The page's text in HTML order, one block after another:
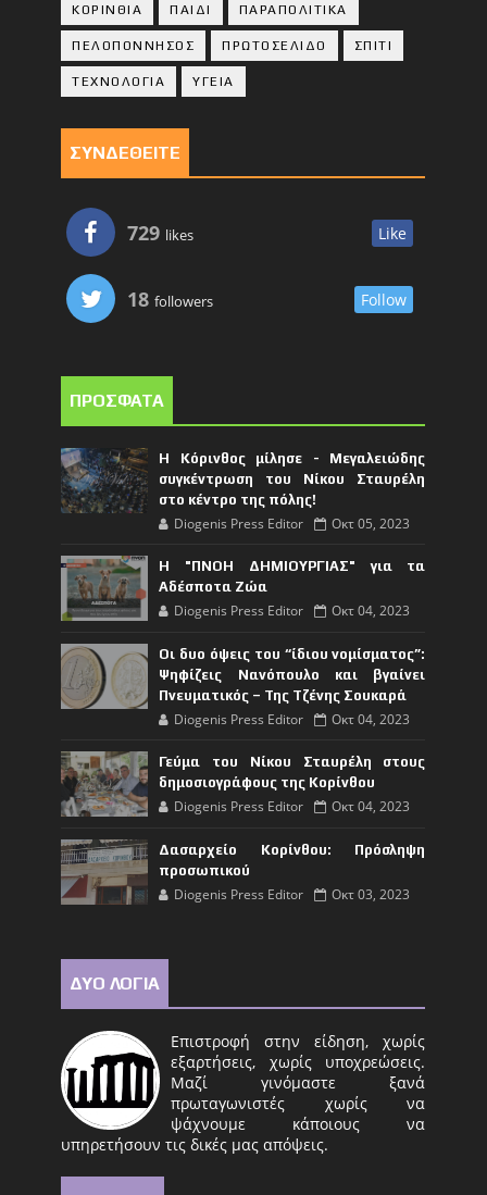
ΚΟΡΙΝΘΙA ΠΑΙΔΙ ΠΑΡΑΠΟΛΙΤΙΚΑ
ΠΕΛΟΠΟΝΝΗΣΟΣ ΠΡΩΤΟΣΕΛΙΔΟ ΣΠΙΤΙ
ΤΕΧΝΟΛΟΓΙΑ ΥΓΕΙΑ
ΣΥΝΔΕΘΕΙΤΕ
729 likes Like
18 followers Follow
ΠΡΟΣΦΑΤΑ
Η Κόρινθος μίλησε - Μεγαλειώδης
συγκέντρωση του Νίκου Σταυρέλη
στο κέντρο της πόλης!
Diogenis Press Editor Οκτ 05, 2023
Η "ΠΝΟΗ ΔΗΜΙΟΥΡΓΙΑΣ" για τα
Αδέσποτα Ζώα
Diogenis Press Editor Οκτ 04, 2023
Οι δυο όψεις του “ίδιου νομίσματος”:
Ψηφίζεις Νανόπουλο και βγαίνει
Πνευματικός – Της Τζένης Σουκαρά
Diogenis Press Editor Οκτ 04, 2023
Γεύμα του Νίκου Σταυρέλη στους
δημοσιογράφους της Κορίνθου
Diogenis Press Editor Οκτ 04, 2023
Δασαρχείο Κορίνθου: Πρόσληψη
προσωπικού
Diogenis Press Editor Οκτ 03, 2023
ΔΥΟ ΛΟΓΙΑ
Επιστροφή στην είδηση, χωρίς
εξαρτήσεις, χωρίς υποχρεώσεις.
Μαζί γινόμαστε ξανά
πρωταγωνιστές χωρίς να
ψάχνουμε κάποιους να
υπηρετήσουν τις δικές μας απόψεις.